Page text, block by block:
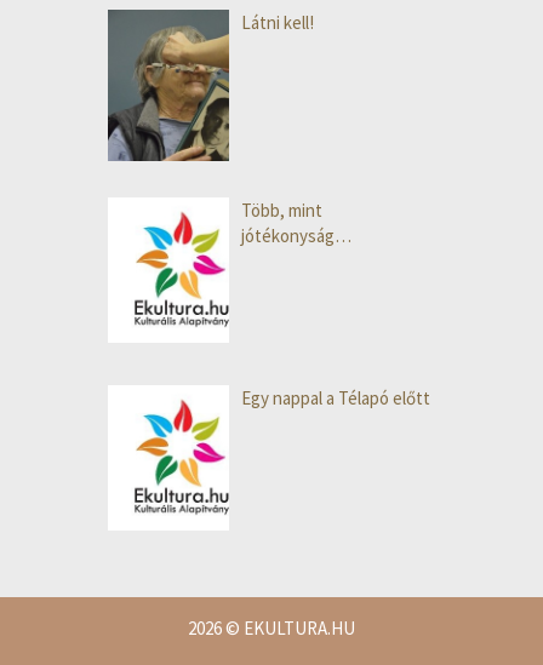
Látni kell!
Több, mint
jótékonyság…
Egy nappal a Télapó előtt
2026© EKULTURA.HU